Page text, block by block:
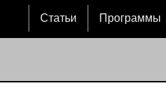
Статьи Программы